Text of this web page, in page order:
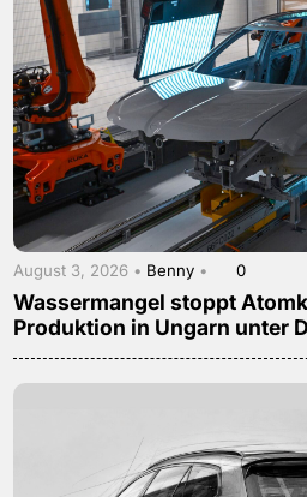
August 3, 2026 • Benny • 0
Wassermangel stoppt
Produktion in Ungarn unter